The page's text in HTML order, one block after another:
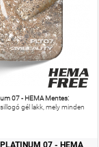
07 - HEMA Mentes:
gél lakk, mely minden